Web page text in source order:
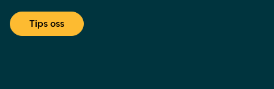
Tips oss